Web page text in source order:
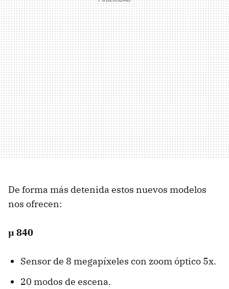
De forma más detenida estos nuevos modelos
nos ofrecen:
µ 840
Sensor de 8 megapíxeles con zoom óptico 5x.
20 modos de escena.